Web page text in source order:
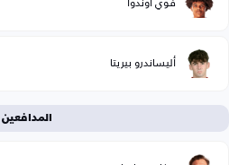
أليساندرو بيريتا
المدافعين